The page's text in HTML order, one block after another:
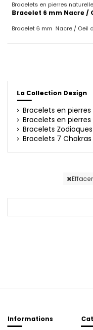
Bracelets en pierres
Bracelet 6 mm Nacre /
Bracelet 6 mm Nacre / Oeil
La Collection Design
Bracelets en
Bracelets en
Bracelets Zodiaques
Bracelets 7 Chakras
Informations